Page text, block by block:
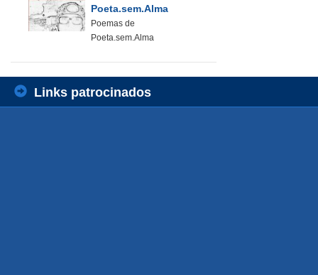
Poeta.sem.Alma
Poemas de
Poeta.sem.Alma
Links patrocinados